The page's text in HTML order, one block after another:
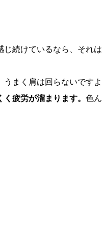
続けているなら、それは
まく肩は回らないですよ
疲労が溜まります。 色ん